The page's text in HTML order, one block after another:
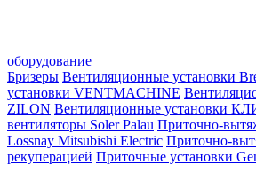
оборудование
Бризеры Вентиляционные установки
установки VENTMACHINE
ZILON Вентиляционные установки
вентиляторы Soler Palau Приточно-
Lossnay Mitsubishi Electric Приточно-
рекуперацией Приточные установки